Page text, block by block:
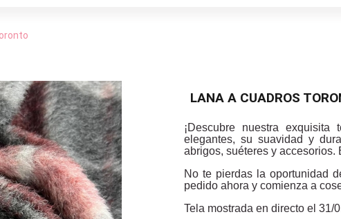
LANA A CUADROS
¡Descubre nuestra
elegantes, su suavidad y
abrigos, suéteres y accesorios.
No te pierdas la oportunidad
pedido ahora y comienza a
Tela mostrada en directo el 31/